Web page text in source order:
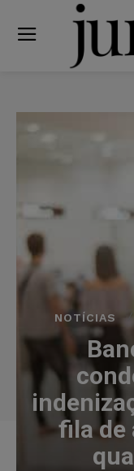
NOTÍCIAS
fila de